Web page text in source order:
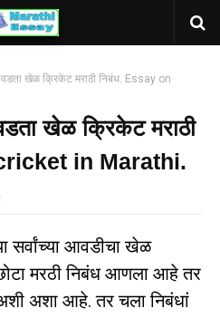
खेळ क्रिकेट मराठी निबंध. Essay on
खेळ क्रिकेट मराठी
in Marathi.
सर्वांच्या आवडीचा खेळ
मरठी निबंध आणला आहे तर
अशा आहे. तर चला निबंधां